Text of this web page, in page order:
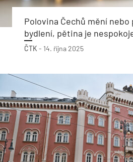
Polovina Čechů mění
bydlení, pětina je
ČTK - 14. října 2025